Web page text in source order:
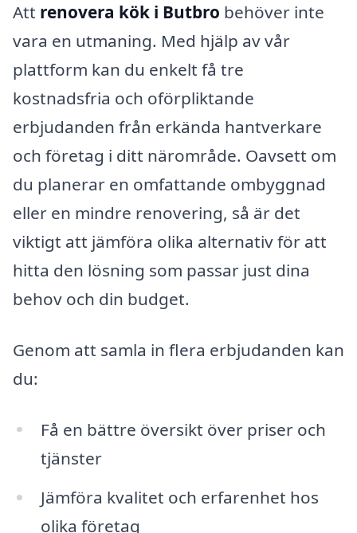
Att renovera kök i Butbro behöver inte
vara en utmaning. Med hjälp av vår
plattform kan du enkelt få tre
kostnadsfria och oförpliktande
erbjudanden från erkända hantverkare
och företag i ditt närområde. Oavsett om
du planerar en omfattande ombyggnad
eller en mindre renovering, så är det
viktigt att jämföra olika alternativ för att
hitta den lösning som passar just dina
behov och din budget.
Genom att samla in flera erbjudanden kan
du:
Få en bättre översikt över priser och
tjänster
Jämföra kvalitet och erfarenhet hos
olika företag